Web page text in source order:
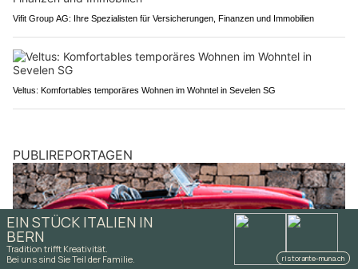
Vifit Group AG: Ihre Spezialisten für Versicherungen, Finanzen und Immobilien
Veltus: Komfortables temporäres Wohnen im Wohntel in Sevelen SG
PUBLIREPORTAGEN